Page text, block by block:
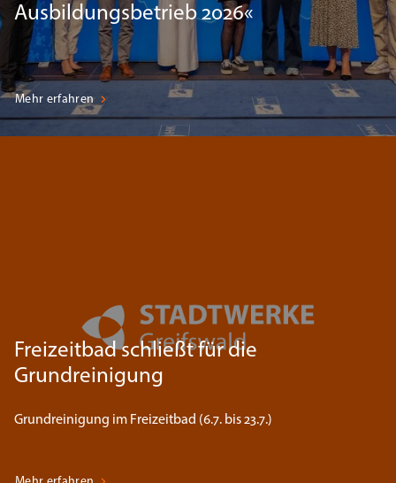
Ausbildungsbetrieb 2026«
Mehr erfahren
Freizeitbad schließt für die
Grundreinigung
Grundreinigung im Freizeitbad (6.7. bis 23.7.)